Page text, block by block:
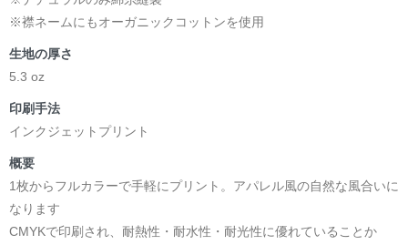
※襟ネームにもオーガニックコットンを使用
生地の厚さ
5.3 oz
印刷手法
インクジェットプリント
概要
1枚からフルカラーで手軽にプリント。アパレル風の自然な風合いに
なります
CMYKで印刷され、耐熱性・耐水性・耐光性に優れていることか